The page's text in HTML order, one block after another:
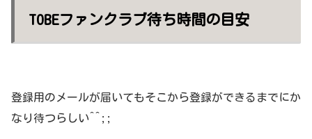
TOBEファンクラブ待ち時間の目安
登録用のメールが届いてもそこから登録ができるまでにか
なり待つらしい^^;;